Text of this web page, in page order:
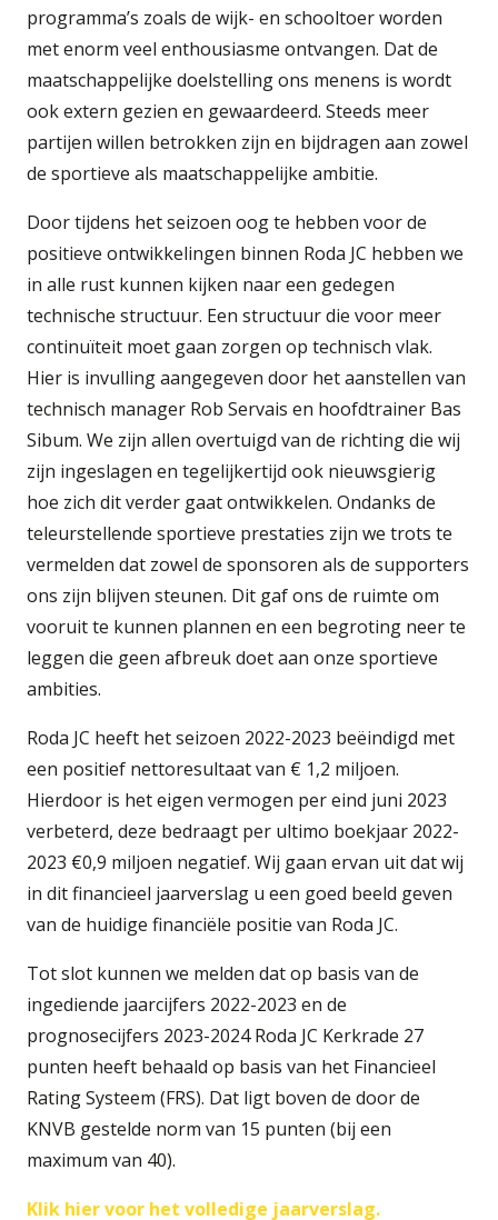
programma’s zoals de wijk- en schooltoer worden
met enorm veel enthousiasme ontvangen. Dat de
maatschappelijke doelstelling ons menens is wordt
ook extern gezien en gewaardeerd. Steeds meer
partijen willen betrokken zijn en bijdragen aan zowel
de sportieve als maatschappelijke ambitie.
Door tijdens het seizoen oog te hebben voor de
positieve ontwikkelingen binnen Roda JC hebben we
in alle rust kunnen kijken naar een gedegen
technische structuur. Een structuur die voor meer
continuïteit moet gaan zorgen op technisch vlak.
Hier is invulling aangegeven door het aanstellen van
technisch manager Rob Servais en hoofdtrainer Bas
Sibum. We zijn allen overtuigd van de richting die wij
zijn ingeslagen en tegelijkertijd ook nieuwsgierig
hoe zich dit verder gaat ontwikkelen. Ondanks de
teleurstellende sportieve prestaties zijn we trots te
vermelden dat zowel de sponsoren als de supporters
ons zijn blijven steunen. Dit gaf ons de ruimte om
vooruit te kunnen plannen en een begroting neer te
leggen die geen afbreuk doet aan onze sportieve
ambities.
Roda JC heeft het seizoen 2022-2023 beëindigd met
een positief nettoresultaat van € 1,2 miljoen.
Hierdoor is het eigen vermogen per eind juni 2023
verbeterd, deze bedraagt per ultimo boekjaar 2022-
2023 €0,9 miljoen negatief. Wij gaan ervan uit dat wij
in dit financieel jaarverslag u een goed beeld geven
van de huidige financiële positie van Roda JC.
Tot slot kunnen we melden dat op basis van de
ingediende jaarcijfers 2022-2023 en de
prognosecijfers 2023-2024 Roda JC Kerkrade 27
punten heeft behaald op basis van het Financieel
Rating Systeem (FRS). Dat ligt boven de door de
KNVB gestelde norm van 15 punten (bij een
maximum van 40).
Klik hier voor het volledige jaarverslag.